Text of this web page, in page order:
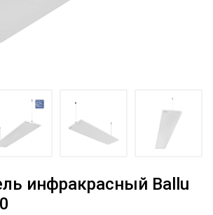
инфракрасный Ballu